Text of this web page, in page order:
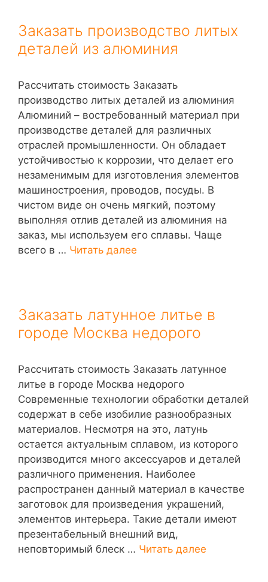
Заказать производство литых
деталей из алюминия
Рассчитать стоимость Заказать
производство литых деталей из алюминия
Алюминий – востребованный материал при
производстве деталей для различных
отраслей промышленности. Он обладает
устойчивостью к коррозии, что делает его
незаменимым для изготовления элементов
машиностроения, проводов, посуды. В
чистом виде он очень мягкий, поэтому
выполняя отлив деталей из алюминия на
заказ, мы используем его сплавы. Чаще
всего в … Читать далее
Заказать латунное литье в
городе Москва недорого
Рассчитать стоимость Заказать латунное
литье в городе Москва недорого
Современные технологии обработки деталей
содержат в себе изобилие разнообразных
материалов. Несмотря на это, латунь
остается актуальным сплавом, из которого
производится много аксессуаров и деталей
различного применения. Наиболее
распространен данный материал в качестве
заготовок для произведения украшений,
элементов интерьера. Такие детали имеют
презентабельный внешний вид,
неповторимый блеск … Читать далее